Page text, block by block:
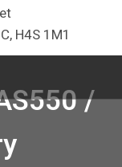
H4S 1M1
/